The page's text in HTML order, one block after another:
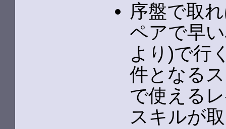
序盤で取
ペアで早
より)で行
件となる
で使える
スキルが